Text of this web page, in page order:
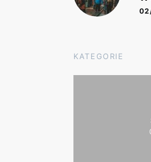
KATEGORIE